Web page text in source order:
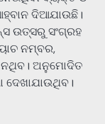
ଦିଆଯାଉଛି।
ଉତ୍ସରୁ ସଂଗ୍ରହ
ନମ୍ବର,
ଅନୁମୋଦିତ
ଦେଖାଯାଉଥିବ।